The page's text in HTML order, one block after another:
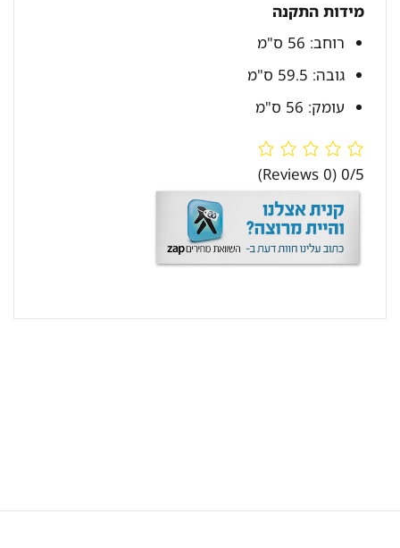
מידות התקנה
רוחב: 56 ס"מ
גובה: 59.5 ס"מ
עומק: 56 ס"מ
0/5
(0 Reviews)